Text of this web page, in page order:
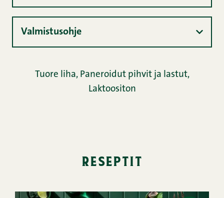
Valmistusohje
Tuore liha, Paneroidut pihvit ja lastut,
Laktoositon
reseptit